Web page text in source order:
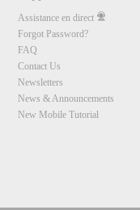
Assistance en direct
Forgot Password?
FAQ
Contact Us
Newsletters
News & Announcements
New Mobile Tutorial